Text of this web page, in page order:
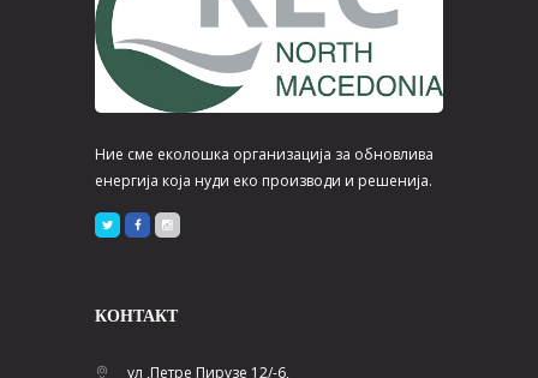
Ние сме еколошка организација за обновлива
енергија која нуди еко производи и решенија.
КОНТАКТ